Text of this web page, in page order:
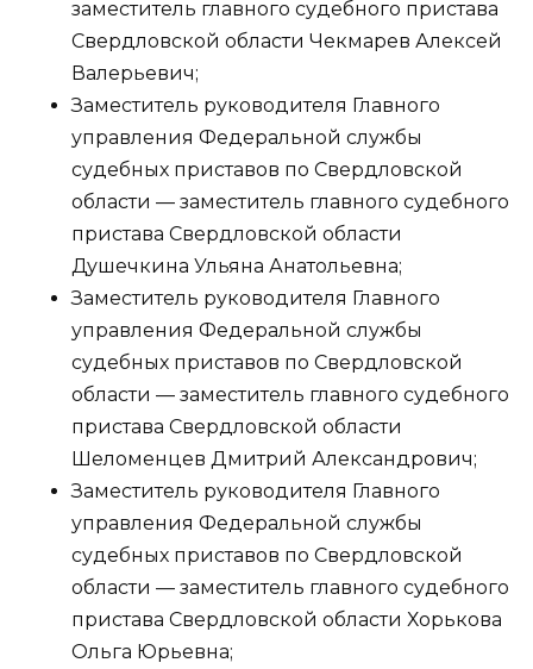
заместитель главного судебного пристава
Свердловской области Чекмарев Алексей
Валерьевич;
Заместитель руководителя Главного
управления Федеральной службы
судебных приставов по Свердловской
области — заместитель главного судебного
пристава Свердловской области
Душечкина Ульяна Анатольевна;
Заместитель руководителя Главного
управления Федеральной службы
судебных приставов по Свердловской
области — заместитель главного судебного
пристава Свердловской области
Шеломенцев Дмитрий Александрович;
Заместитель руководителя Главного
управления Федеральной службы
судебных приставов по Свердловской
области — заместитель главного судебного
пристава Свердловской области Хорькова
Ольга Юрьевна;